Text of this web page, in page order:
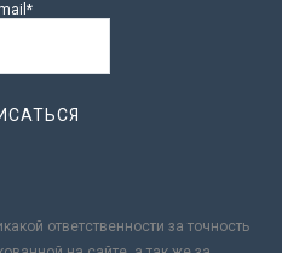
ответственности за точность